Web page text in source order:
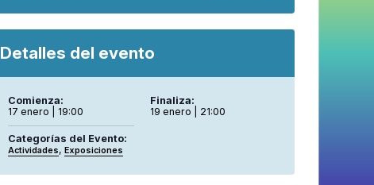
Detalles del evento
Comienza:
17 enero | 19:00
Finaliza:
19 enero | 21:00
Categorías del Evento:
Actividades,Exposiciones